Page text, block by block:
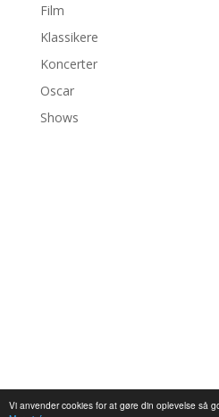
Vi anvender cookies for at gøre din oplevelse så
Film
Klassikere
Koncerter
Oscar
Shows